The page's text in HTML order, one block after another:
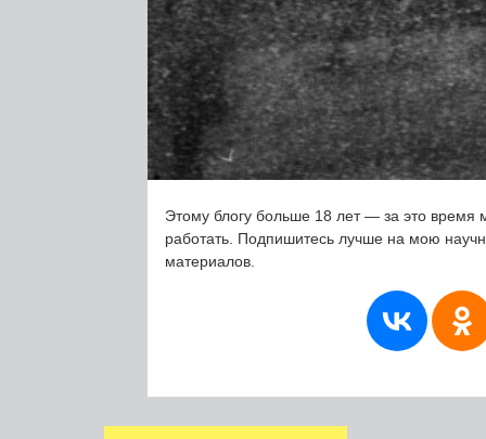
Этому блогу больше 18 лет — за это время
работать. Подпишитесь лучше на мою
материалов.